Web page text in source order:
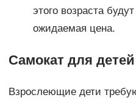
этого возраста
ожидаемая цена.
Самокат для
Взрослеющие дети